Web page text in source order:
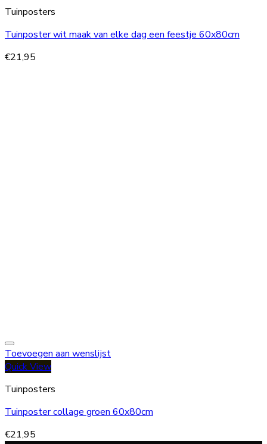
Tuinposters
Tuinposter wit maak van elke dag een feestje 60x80cm
€21,95
Toevoegen aan wenslijst
Quick View
Tuinposters
Tuinposter collage groen 60x80cm
€21,95